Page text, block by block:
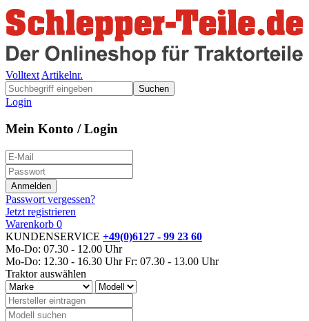
Volltext Artikelnr.
Suchen
Login
Mein Konto / Login
Passwort vergessen?
Jetzt registrieren
Warenkorb 0
KUNDENSERVICE +49(0)6127 - 99 23 60
Mo-Do: 07.30 - 12.00 Uhr
Mo-Do: 12.30 - 16.30 Uhr Fr: 07.30 - 13.00 Uhr
Traktor auswählen